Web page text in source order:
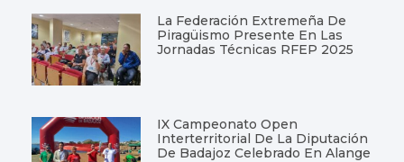
La Federación Extremeña De
Piragüismo Presente En Las
Jornadas Técnicas RFEP 2025
IX Campeonato Open
Interterritorial De La Diputación
De Badajoz Celebrado En Alange